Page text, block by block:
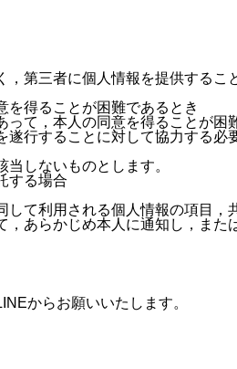
第三者に個人情報を提供する
を得ることが困難であるとき
て，本人の同意を得ることが困
行することに対して協力する
しないものとします。
する場合
て利用される個人情報の項目，
あらかじめ本人に通知し，また
からお願いいたします。